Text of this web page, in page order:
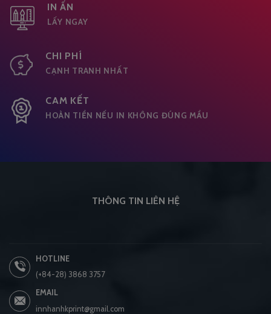
IN ẤN
LẤY NGAY
CHI PHÍ
CẠNH TRANH NHẤT
CAM KẾT
HOÀN TIỀN NẾU IN KHÔNG ĐÚNG MẦU
THÔNG TIN LIÊN HỆ
HOTLINE
(+84-28) 3868 3757
EMAIL
innhanhkprint@gmail.com